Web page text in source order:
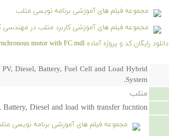
مجموعه فیلم های آموزشی برنامه نویسی متلب
مجموعه فیلم های آموزشی کاربرد متلب در مهندسی
دانلود رایگان کد و پروژه آماده single phase asynchronous motor with FC.mdl - کلیک کنید.
Diesel, Battery, Fuel Cell and Load Hybrid
System.
متلب
Diesel and load with transfer fucntion
مجموعه فیلم های آموزشی برنامه نویسی